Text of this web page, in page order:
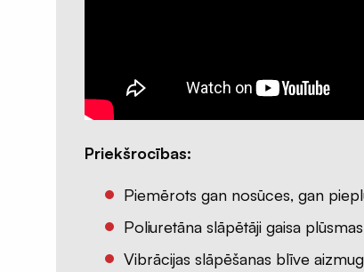
Priekšrocības:
Piemērots gan nosūces, gan
Poliuretāna slāpētāji gaisa
Vibrācijas slāpēšanas blīve